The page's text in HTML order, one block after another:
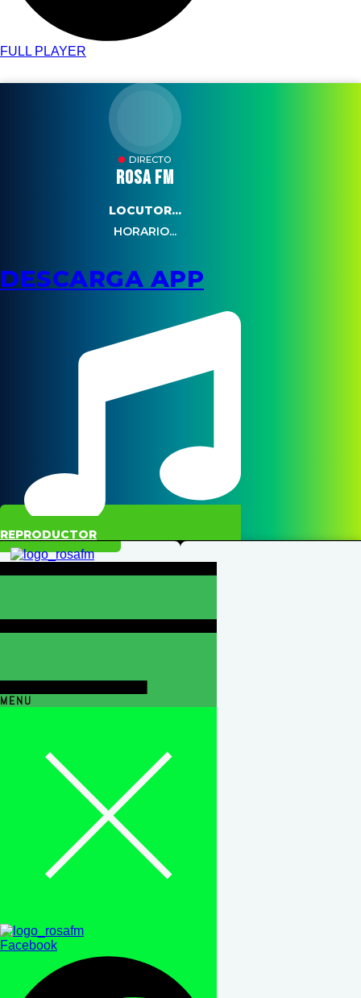
FULL PLAYER
DIRECTO
ROSA FM
LOCUTOR...
HORARIO...
DESCARGA APP
REPRODUCTOR
MENU
Facebook